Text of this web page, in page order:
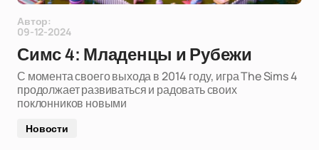
Автор:
09-12-2024
Симс 4: Младенцы и Рубежи
С момента своего выхода в 2014 году, игра The Sims 4
продолжает развиваться и радовать своих
поклонников новыми
Новости